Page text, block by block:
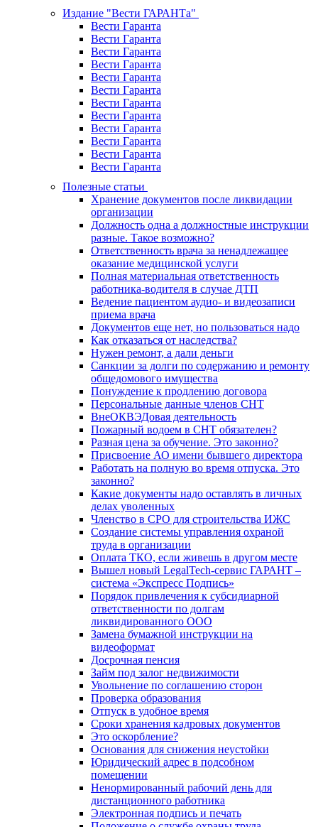
Издание "Вести ГАРАНТа"
Вести Гаранта
Вести Гаранта
Вести Гаранта
Вести Гаранта
Вести Гаранта
Вести Гаранта
Вести Гаранта
Вести Гаранта
Вести Гаранта
Вести Гаранта
Вести Гаранта
Вести Гаранта
Полезные статьи
Хранение документов после ликвидации
организации
Должность одна а должностные инструкции
разные. Такое возможно?
Ответственность врача за ненадлежащее
оказание медицинской услуги
Полная материальная ответственность
работника-водителя в случае ДТП
Ведение пациентом аудио- и видеозаписи
приема врача
Документов еще нет, но пользоваться надо
Как отказаться от наследства?
Нужен ремонт, а дали деньги
Санкции за долги по содержанию и ремонту
общедомового имущества
Понуждение к продлению договора
Персональные данные членов СНТ
ВнеОКВЭДовая деятельность
Пожарный водоем в СНТ обязателен?
Разная цена за обучение. Это законно?
Присвоение АО имени бывшего директора
Работать на полную во время отпуска. Это
законно?
Какие документы надо оставлять в личных
делах уволенных
Членство в СРО для строительства ИЖС
Создание системы управления охраной
труда в организации
Оплата ТКО, если живешь в другом месте
Вышел новый LegalTech-сервис ГАРАНТ –
система «Экспресс Подпись»
Порядок привлечения к субсидиарной
ответственности по долгам
ликвидированного ООО
Замена бумажной инструкции на
видеоформат
Досрочная пенсия
Займ под залог недвижимости
Увольнение по соглашению сторон
Проверка образования
Отпуск в удобное время
Сроки хранения кадровых документов
Это оскорбление?
Основания для снижения неустойки
Юридический адрес в подсобном
помещении
Ненормированный рабочий день для
дистанционного работника
Электронная подпись и печать